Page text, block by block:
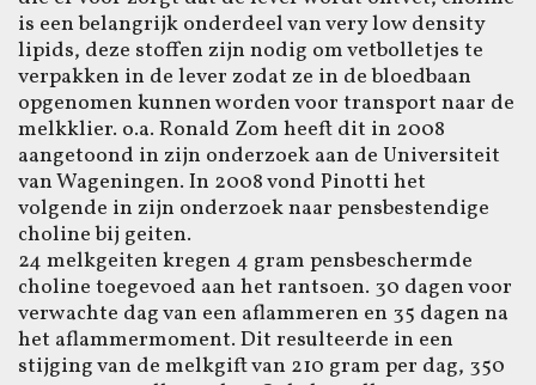
is een belangrijk onderdeel van very low density
lipids, deze stoffen zijn nodig om vetbolletjes te
verpakken in de lever zodat ze in de bloedbaan
opgenomen kunnen worden voor transport naar de
melkklier. o.a. Ronald Zom heeft dit in 2008
aangetoond in zijn onderzoek aan de Universiteit
van Wageningen. In 2008 vond Pinotti het
volgende in zijn onderzoek naar pensbestendige
choline bij geiten.
24 melkgeiten kregen 4 gram pensbeschermde
choline toegevoed aan het rantsoen. 30 dagen voor
verwachte dag van een aflammeren en 35 dagen na
het aflammermoment. Dit resulteerde in een
stijging van de melkgift van 210 gram per dag, 350